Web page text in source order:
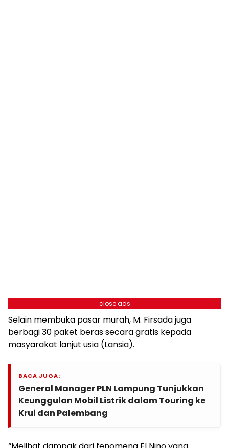
close ads
Selain membuka pasar murah, M. Firsada juga
berbagi 30 paket beras secara gratis kepada
masyarakat lanjut usia (Lansia).
BACA JUGA:
General Manager PLN Lampung Tunjukkan
Keunggulan Mobil Listrik dalam Touring ke
Krui dan Palembang